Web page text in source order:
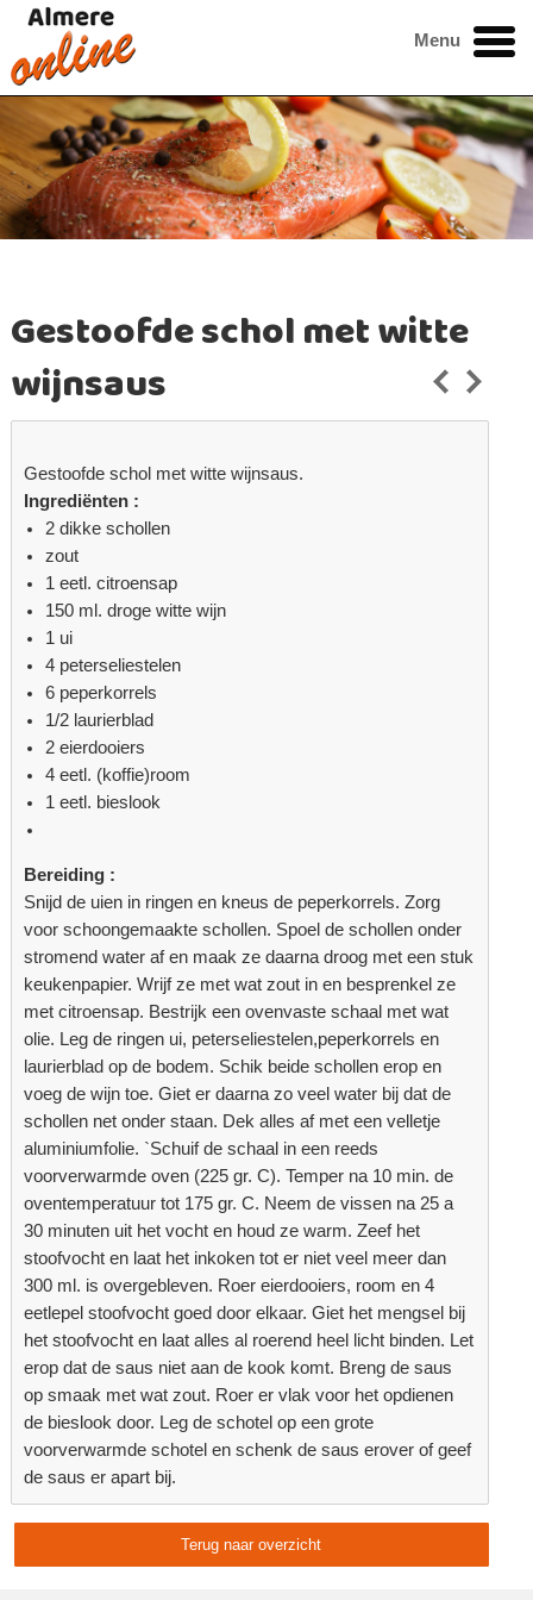
Menu
Gestoofde schol met witte
wijnsaus
Gestoofde schol met witte wijnsaus.
Ingrediënten :
2 dikke schollen
zout
1 eetl. citroensap
150 ml. droge witte wijn
1 ui
4 peterseliestelen
6 peperkorrels
1/2 laurierblad
2 eierdooiers
4 eetl. (koffie)room
1 eetl. bieslook
Bereiding :
Snijd de uien in ringen en kneus de peperkorrels. Zorg
voor schoongemaakte schollen. Spoel de schollen onder
stromend water af en maak ze daarna droog met een stuk
keukenpapier. Wrijf ze met wat zout in en besprenkel ze
met citroensap. Bestrijk een ovenvaste schaal met wat
olie. Leg de ringen ui, peterseliestelen,peperkorrels en
laurierblad op de bodem. Schik beide schollen erop en
voeg de wijn toe. Giet er daarna zo veel water bij dat de
schollen net onder staan. Dek alles af met een velletje
aluminiumfolie. `Schuif de schaal in een reeds
voorverwarmde oven (225 gr. C). Temper na 10 min. de
oventemperatuur tot 175 gr. C. Neem de vissen na 25 a
30 minuten uit het vocht en houd ze warm. Zeef het
stoofvocht en laat het inkoken tot er niet veel meer dan
300 ml. is overgebleven. Roer eierdooiers, room en 4
eetlepel stoofvocht goed door elkaar. Giet het mengsel bij
het stoofvocht en laat alles al roerend heel licht binden. Let
erop dat de saus niet aan de kook komt. Breng de saus
op smaak met wat zout. Roer er vlak voor het opdienen
de bieslook door. Leg de schotel op een grote
voorverwarmde schotel en schenk de saus erover of geef
de saus er apart bij.
Terug naar overzicht